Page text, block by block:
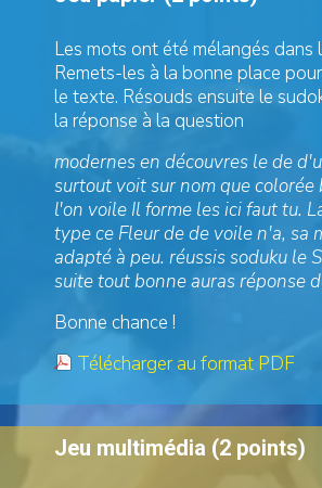
Les mots ont été mélangés dans
Remets-les à la bonne place
le texte. Résouds ensuite le
la réponse à la question
modernes en découvres le de
surtout voit sur nom que colorée
l'on voile Il forme les ici faut tu.
type ce Fleur de de voile n'a, sa
adapté à peu. réussis soduku le
suite tout bonne auras réponse
Bonne chance !
Télécharger au format PDF
Jeu multimédia (2 points)